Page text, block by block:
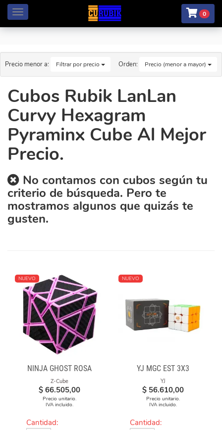
Menú 0
Precio menor a: Filtrar por precio Orden: Precio (menor a mayor)
Cubos Rubik LanLan
Curvy Hexagram
Pyraminx Cube Al Mejor
Precio.
No contamos con cubos según tu
criterio de búsqueda. Pero te
mostramos algunos que quizás te
gusten.
NUEVO
NINJA GHOST ROSA
Z-Cube
$ 66.505,00
Precio unitario.
IVA incluido.
Cantidad:
NUEVO
YJ MGC EST 3X3
YJ
$ 56.610,00
Precio unitario.
IVA incluido.
Cantidad: